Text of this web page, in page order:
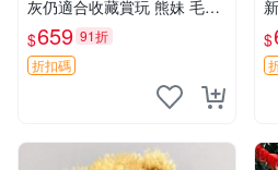
灰仍適合收藏賞玩 熊妹 毛絨
玩具 浮雕熊
$659 91折
折扣碼
$